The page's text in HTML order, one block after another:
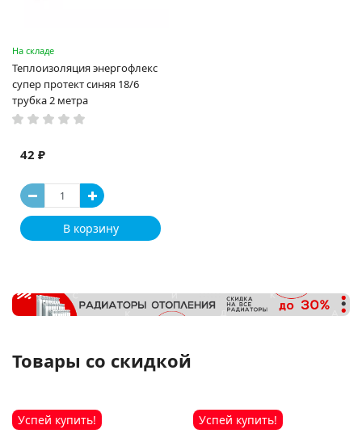
На складе
Теплоизоляция энергофлекс
супер протект синяя 18/6
трубка 2 метра
42 ₽
В корзину
Товары со скидкой
Успей купить! Успей купить!